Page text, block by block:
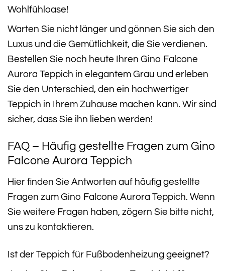
Wohlfühloase!
Warten Sie nicht länger und gönnen Sie sich den
Luxus und die Gemütlichkeit, die Sie verdienen.
Bestellen Sie noch heute Ihren Gino Falcone
Aurora Teppich in elegantem Grau und erleben
Sie den Unterschied, den ein hochwertiger
Teppich in Ihrem Zuhause machen kann. Wir sind
sicher, dass Sie ihn lieben werden!
FAQ – Häufig gestellte Fragen zum Gino
Falcone Aurora Teppich
Hier finden Sie Antworten auf häufig gestellte
Fragen zum Gino Falcone Aurora Teppich. Wenn
Sie weitere Fragen haben, zögern Sie bitte nicht,
uns zu kontaktieren.
Ist der Teppich für Fußbodenheizung geeignet?